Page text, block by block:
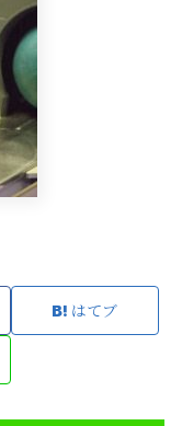
はてブ